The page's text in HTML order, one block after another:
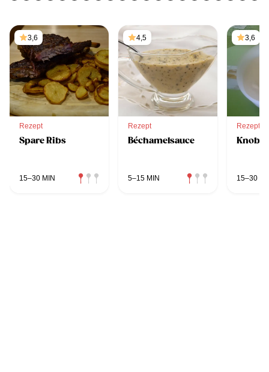
3,6
Rezept
Spare Ribs
15–30 MIN
4,5
Rezept
Béchamelsauce
5–15 MIN
3,6
Rezept
15–30